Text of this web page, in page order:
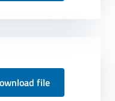
file